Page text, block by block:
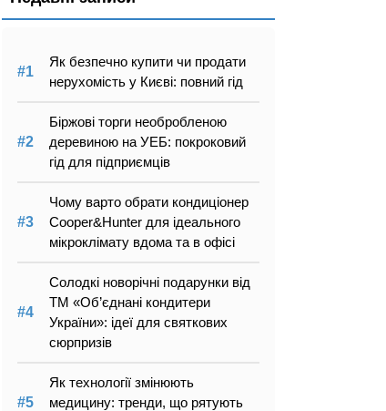
Як безпечно купити чи продати
нерухомість у Києві: повний гід
Біржові торги необробленою
деревиною на УЕБ: покроковий
гід для підприємців
Чому варто обрати кондиціонер
Cooper&Hunter для ідеального
мікроклімату вдома та в офісі
Солодкі новорічні подарунки від
ТМ «Об’єднані кондитери
України»: ідеї для святкових
сюрпризів
Як технології змінюють
медицину: тренди, що рятують